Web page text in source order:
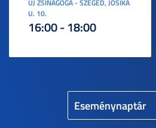
Eseménynaptár
ÚJ ZSINAGÓGA - SZEGED, JÓSIKA
U. 10.
16:00 - 18:00